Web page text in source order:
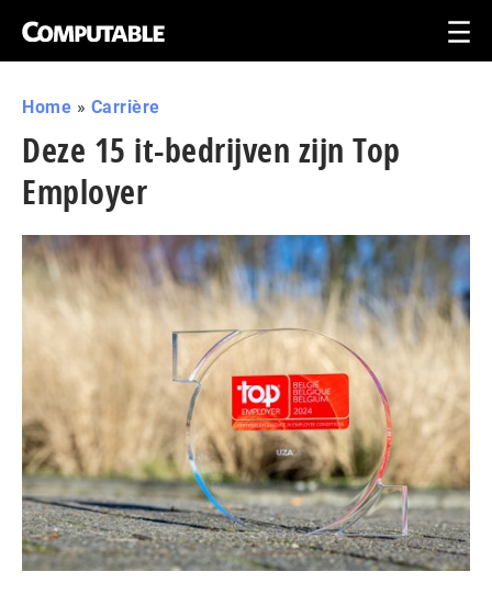
Home » Carrière
Deze 15 it-bedrijven zijn Top
Employer